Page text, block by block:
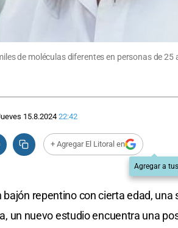
de moléculas diferentes en personas de 25
15.8.2024 22:42
+ Agregar El Litoral en
Agregar a
repentino con cierta edad, una
un nuevo estudio encuentra una